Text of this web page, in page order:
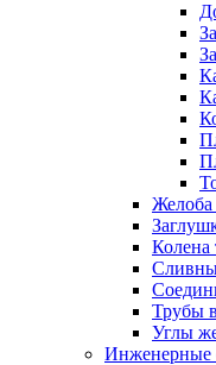
Желоба
Колена
Трубы
Углы
Инженерные